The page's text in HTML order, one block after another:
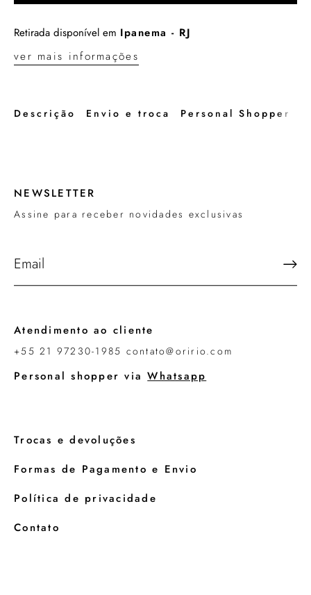
Retirada disponível em Ipanema - RJ
ver mais informações
Descrição Envio e troca Personal Shopper
NEWSLETTER
Assine para receber novidades exclusivas
Atendimento ao cliente
+55 21 97230-1985 contato@oririo.com
Personal shopper viaWhatsapp
Trocas e devoluções
Formas de Pagamento e Envio
Política de privacidade
Contato